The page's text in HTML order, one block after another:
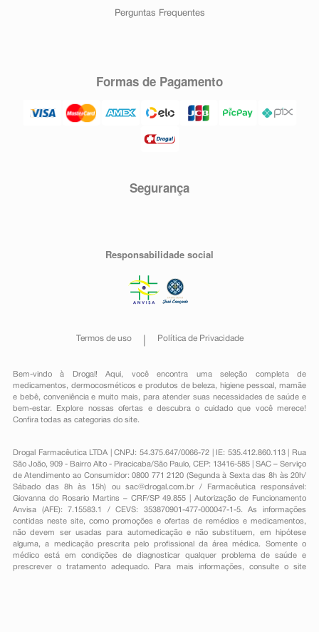
Perguntas Frequentes
Formas de Pagamento
Segurança
Responsabilidade social
Termos de uso Política de Privacidade
Bem-vindo à Drogal! Aqui, você encontra uma seleção completa de
medicamentos , dermocosméticos e produtos de beleza, higiene pessoal ,mamãe
e bebê, conveniênciae muito mais, para atender suas necessidades de saúde e
bem-estar. Explore nossas ofertas e descubra o cuidado que você merece!
Confira todas as categorias do site.
Drogal Farmacêutica LTDA | CNPJ: 54.375.647/0066-72 | IE: 535.412.860.113 | Rua
São João, 909 - Bairro Alto - Piracicaba/São Paulo, CEP: 13416-585 | SAC – Serviço
de Atendimento ao Consumidor: 0800 771 2120 (Segunda à Sexta das 8h às 20h/
Sábado das 8h às 15h) ou sac@drogal.com.br/ Farmacêutica responsável:
Giovanna do Rosario Martins – CRF/SP 49.855 | Autorização de Funcionamento
Anvisa (AFE): 7.15583.1 / CEVS: 353870901-477-000047-1-5. As informações
contidas neste site, como promoções e ofertas de remédios e medicamentos,
não devem ser usadas para automedicação e não substituem, em hipótese
alguma, a medicação prescrita pelo profissional da área médica. Somente o
médico está em condições de diagnosticar qualquer problema de saúde e
prescrever o tratamento adequado. Para mais informações, consulte o site